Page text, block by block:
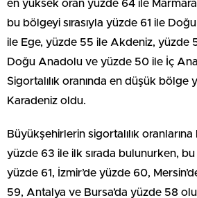
en yüksek oran yüzde 64 ile
bu bölgeyi sırasıyla yüzde 61 ile
ile Ege, yüzde 55 ile Akdeniz, yüzde
Doğu Anadolu ve yüzde 50 ile İç
Sigortalılık oranında en düşük bölge
Karadeniz oldu.
Büyükşehirlerin sigortalılık oranlarına
yüzde 63 ile ilk sırada bulunurken, bu
yüzde 61, İzmir’de yüzde 60,
59, Antalya ve Bursa’da yüzde 58